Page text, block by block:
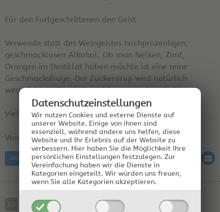
Datenschutz­einstellungen
Wir nutzen Cookies und externe Dienste auf
unserer Website. Einige von ihnen sind
essenziell, während andere uns helfen, diese
Website und Ihr Erlebnis auf der Website zu
verbessern. Hier haben Sie die Möglichkeit Ihre
persönlichen Einstellungen festzulegen. Zur
Vereinfachung haben wir die Dienste in
Kategorien eingeteilt. Wir würden uns freuen,
wenn Sie alle Kategorien akzeptieren.
Für den Fortgeschrittenen den Geist
Verwende statt des Weingeistes hochprozentigen,
geschmacklosen Alkohol. Ob man Nelken, Zimt,
Orangen im Destillat haben möchte ist eine reine
Geschmacksfrage. Der Zuckersirup wird natürlich
weggelassen. Dann einmal brennen wie gehabt.
Viel Erfolg
Voice
ANTWORT SCHREIBEN
RE: Haselnusslikör/-geist